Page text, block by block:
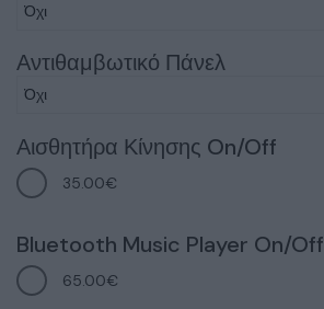
Αντιθαμβωτικό Πάνελ
Αισθητήρα Κίνησης On/Off
35.00€
Bluetooth Music Player On/Off
65.00€